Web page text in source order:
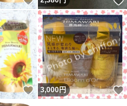
いいね！
3,000円